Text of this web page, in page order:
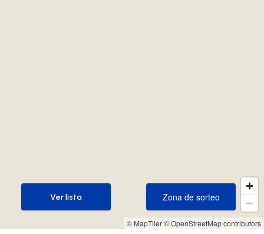
© MapTiler© OpenStreetMap contributors
Zona de sorteo
Zona de sorteo
Ver lista
Ver lista